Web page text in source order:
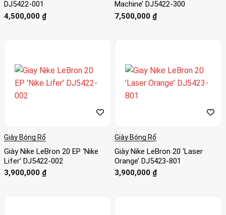
DJ5422-001
4,500,000 ₫
Machine’ DJ5422-300
7,500,000 ₫
Giày Bóng Rổ
Giày Nike LeBron 20 EP ‘Nike
Lifer’ DJ5422-002
3,900,000 ₫
Giày Bóng Rổ
Giày Nike LeBron 20 ‘Laser
Orange’ DJ5423-801
3,900,000 ₫